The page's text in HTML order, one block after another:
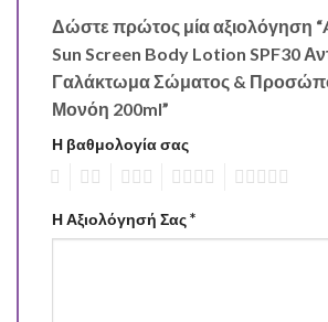
Δώστε πρώτος μία αξιολόγηση
Sun Screen Body Lotion SPF30
Γαλάκτωμα Σώματος &
Μονόη 200ml”
Η βαθμολογία σας
Η Αξιολόγησή Σας*